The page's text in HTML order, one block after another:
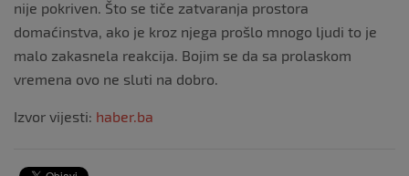
nije pokriven. Što se tiče zatvaranja prostora
domaćinstva, ako je kroz njega prošlo mnogo ljudi to je
malo zakasnela reakcija. Bojim se da sa prolaskom
vremena ovo ne sluti na dobro.
Izvor vijesti: haber.ba